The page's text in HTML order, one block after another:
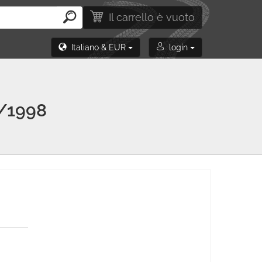
Il carrello è vuoto
Italiano & EUR login